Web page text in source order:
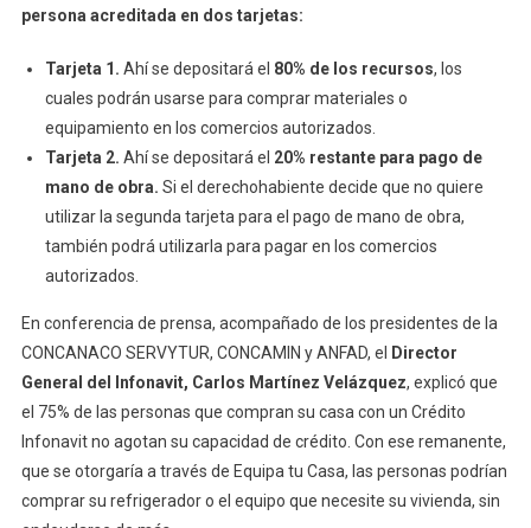
persona acreditada en dos tarjetas:
Tarjeta 1. Ahí se depositará el 80% de los recursos, los
cuales podrán usarse para comprar materiales o
equipamiento en los comercios autorizados.
Tarjeta 2. Ahí se depositará el 20% restante para pago de
mano de obra. Si el derechohabiente decide que no quiere
utilizar la segunda tarjeta para el pago de mano de obra,
también podrá utilizarla para pagar en los comercios
autorizados.
En conferencia de prensa, acompañado de los presidentes de la
CONCANACO SERVYTUR, CONCAMIN y ANFAD, el
Director
General del Infonavit, Carlos Martínez Velázquez, explicó que
el 75% de las personas que compran su casa con un Crédito
Infonavit no agotan su capacidad de crédito. Con ese remanente,
que se otorgaría a través de Equipa tu Casa, las personas podrían
comprar su refrigerador o el equipo que necesite su vivienda, sin